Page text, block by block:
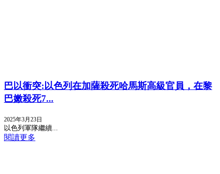
巴以衝突:以色列在加薩殺死哈馬斯高級官員，在黎
巴嫩殺死7...
2025年3月23日
以色列軍隊繼續...
閱讀更多